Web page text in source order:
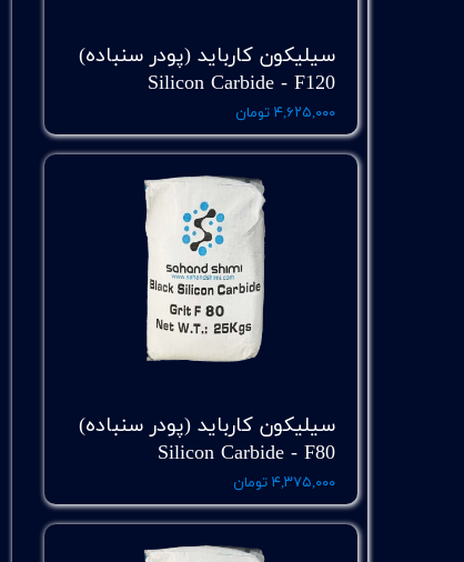
سیلیکون کارباید (پودر سنباده)
Silicon Carbide - F120
۴,۶۲۵,۰۰۰ تومان
سیلیکون کارباید (پودر سنباده)
Silicon Carbide - F80
۴,۳۷۵,۰۰۰ تومان